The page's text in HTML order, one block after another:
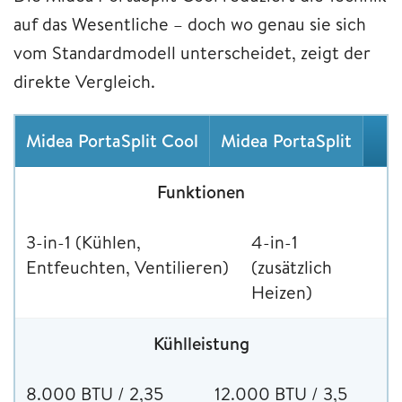
auf das Wesentliche – doch wo genau sie sich
vom Standardmodell unterscheidet, zeigt der
direkte Vergleich.
Midea PortaSplit Cool Midea PortaSplit
Funktionen
3-in-1 (Kühlen,
Entfeuchten, Ventilieren)
4-in-1
(zusätzlich
Heizen)
Kühlleistung
8.000 BTU / 2,35 12.000 BTU / 3,5